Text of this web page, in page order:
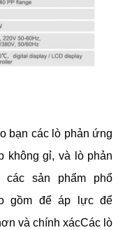
bạn các lò phản ứng
không gỉ, và lò phản
các sản phẩm phổ
gồm để áp lực để
và chính xácCác lò